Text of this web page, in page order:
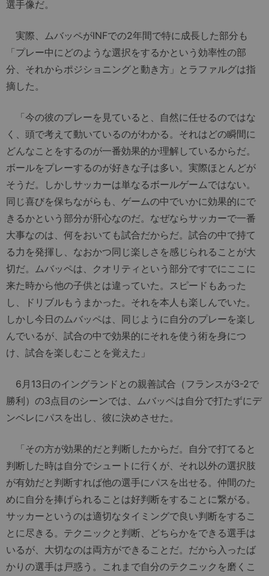
選手像だ。
実際、ムバッペがINFでの2年間で特に成長した部分も
「プレー中にどのような選択をするかという効率性の部
分、それからポジショニングと動き方」とラファルグは指
摘した。
「今の彼のプレーを見ていると、自然に任せるのではな
く、頭で考えて動いているのがわかる。それはどの瞬間に
どんなことをするのが一番効果的か理解しているからだ。
ボールをプレーするのが好きな子は多い。実際ほとんどが
そうだ。しかしサッカーは単なるボールゲームではない。
同じ喜びを保ちながらも、ゲームの中でいかに効果的にで
きるかという部分が肝心なのだ。なぜならサッカーで一番
大事なのは、何をおいても試合だからだ。試合の中で持て
る力を発揮し、なおかつ同じ楽しさを感じられることが大
切だ。ムバッペは、クオリティという部分ですでにここに
来た時から他の子供とは違っていた。スピードもあった
し、ドリブルもうまかった。それを本人も楽しんでいた。
しかし今日のムバッペは、同じように自分のプレーを楽し
んでいるが、試合の中で効果的にそれを使う術を身につ
け、試合を楽しむことを覚えた」
6月13日のイングランドとの親善試合（フランスが3-2で
勝利）の3点目のシーンでは、ムバッペは自分で打たずにデ
ンベレにパスを出し、彼に決めさせた。
「その方が効果的だと判断したからだ。自分で打てると
判断した時は自分でシュートに行くが、それ以外の選択肢
が有効だと判断すれば他の選手にパスを出せる。仲間のた
めに自分を捧げられることは好判断をすることに繋がる。
サッカーというのは適切なタイミングで良い判断をするこ
とに尽きる。テクニックと判断、どちらかをできる選手は
いるが、大切なのは両方ができることだ。だから入ったば
かりの選手は戸惑う。これまで自分のテクニックを磨くこ